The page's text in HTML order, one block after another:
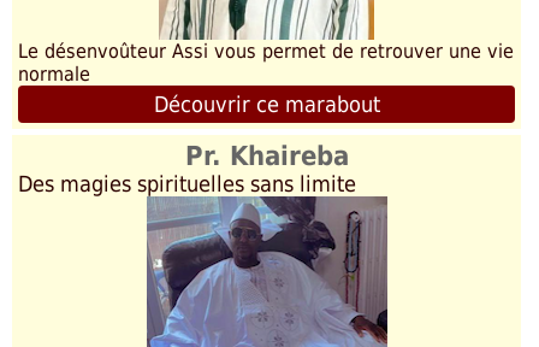
Le désenvoûteur Assi vous permet de retrouver une vie
normale
Découvrir ce marabout
Pr. Khaireba
Des magies spirituelles sans limite